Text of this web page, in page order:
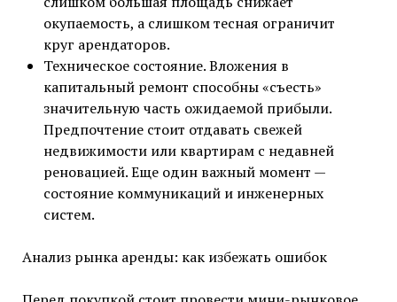
окупаемость, а слишком тесная ограничит
круг арендаторов.
Техническое состояние. Вложения в
капитальный ремонт способны «съесть»
значительную часть ожидаемой прибыли.
Предпочтение стоит отдавать свежей
недвижимости или квартирам с недавней
реновацией. Еще один важный момент —
состояние коммуникаций и инженерных
систем.
Анализ рынка аренды: как избежать ошибок